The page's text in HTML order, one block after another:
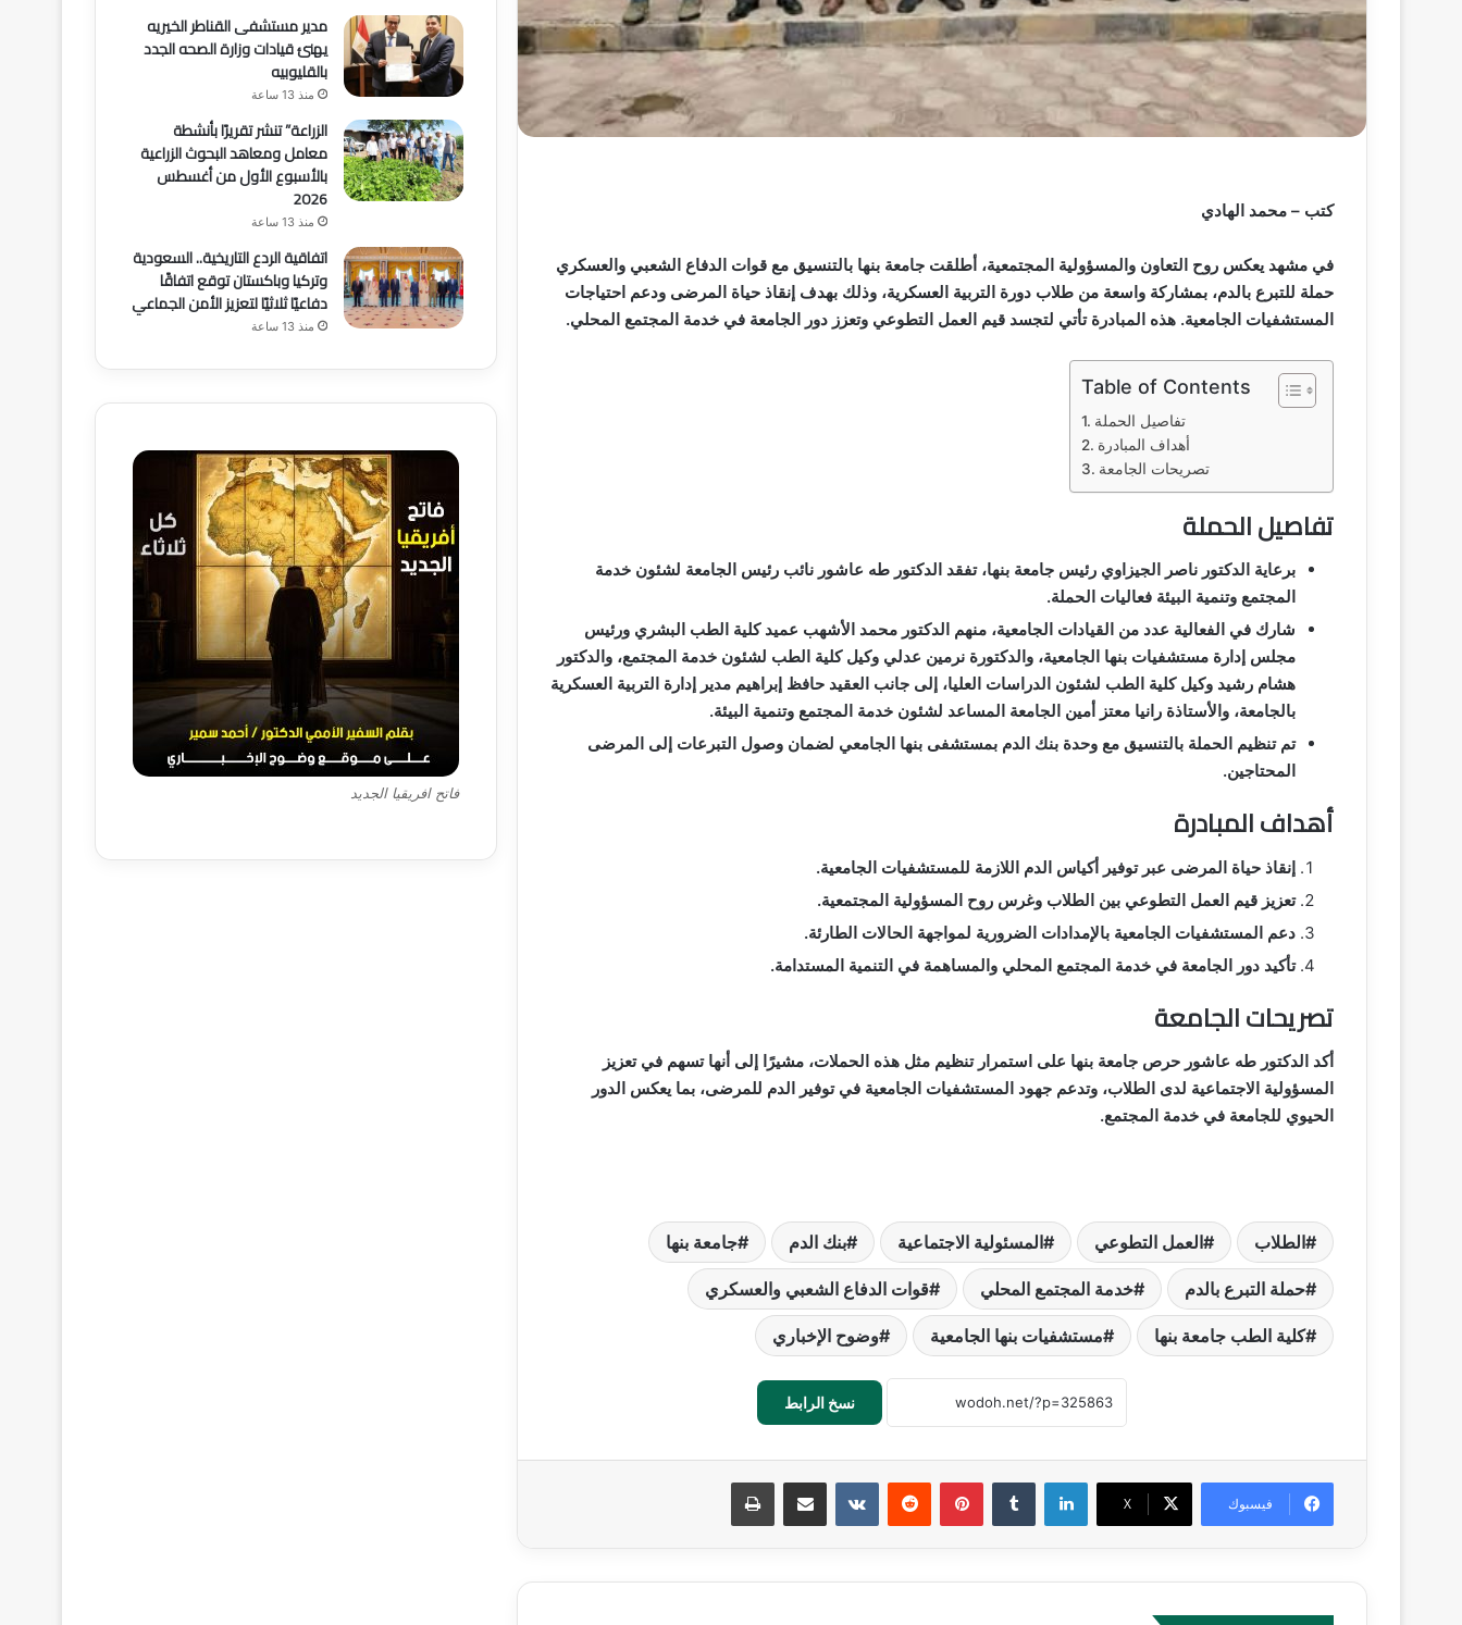
كتب – محمد الهادي
في مشهد يعكس روح التعاون والمسؤولية المجتمعية، أطلقت جامعة بنها بالتنسيق مع قوات الدفاع الشعبي والعسكري
حملة للتبرع بالدم، بمشاركة واسعة من طلاب دورة التربية العسكرية، وذلك بهدف إنقاذ حياة المرضى ودعم احتياجات
المستشفيات الجامعية. هذه المبادرة تأتي لتجسد قيم العمل التطوعي وتعزز دور الجامعة في خدمة المجتمع المحلي.
Table of Contents
تفاصيل الحملة
أهداف المبادرة
تصريحات الجامعة
تفاصيل الحملة
برعاية الدكتور ناصر الجيزاوي رئيس جامعة بنها، تفقد الدكتور طه عاشور نائب رئيس الجامعة لشئون خدمة
المجتمع وتنمية البيئة فعاليات الحملة.
شارك في الفعالية عدد من القيادات الجامعية، منهم الدكتور محمد الأشهب عميد كلية الطب البشري ورئيس
مجلس إدارة مستشفيات بنها الجامعية، والدكتورة نرمين عدلي وكيل كلية الطب لشئون خدمة المجتمع، والدكتور
هشام رشيد وكيل كلية الطب لشئون الدراسات العليا، إلى جانب العقيد حافظ إبراهيم مدير إدارة التربية العسكرية
بالجامعة، والأستاذة رانيا معتز أمين الجامعة المساعد لشئون خدمة المجتمع وتنمية البيئة.
تم تنظيم الحملة بالتنسيق مع وحدة بنك الدم بمستشفى بنها الجامعي لضمان وصول التبرعات إلى المرضى
المحتاجين.
أهداف المبادرة
إنقاذ حياة المرضى عبر توفير أكياس الدم اللازمة للمستشفيات الجامعية.
تعزيز قيم العمل التطوعي بين الطلاب وغرس روح المسؤولية المجتمعية.
دعم المستشفيات الجامعية بالإمدادات الضرورية لمواجهة الحالات الطارئة.
تأكيد دور الجامعة في خدمة المجتمع المحلي والمساهمة في التنمية المستدامة.
تصريحات الجامعة
أكد الدكتور طه عاشور حرص جامعة بنها على استمرار تنظيم مثل هذه الحملات، مشيرًا إلى أنها تسهم في تعزيز
المسؤولية الاجتماعية لدى الطلاب، وتدعم جهود المستشفيات الجامعية في توفير الدم للمرضى، بما يعكس الدور
الحيوي للجامعة في خدمة المجتمع.
الطلاب العمل التطوعي المسئولية الاجتماعية بنك الدم جامعة بنها
حملة التبرع بالدم خدمة المجتمع المحلي قوات الدفاع الشعبي والعسكري
كلية الطب جامعة بنها مستشفيات بنها الجامعية وضوح الإخباري
نسخ الرابط
فيسبوك ‫X
لينكدإن بينتيريست
مدير مستشفى القناطر الخيريه
يهنئ قيادات وزارة الصحه الجدد
بالقليوبيه
منذ 13 ساعة
الزراعة” تنشر تقريرًا بأنشطة
معامل ومعاهد البحوث الزراعية
بالأسبوع الأول من أغسطس
2026
منذ 13 ساعة
اتفاقية الردع التاريخية.. السعودية
وتركيا وباكستان توقع اتفاقًا
دفاعيًا ثلاثيًا لتعزيز الأمن الجماعي
منذ 13 ساعة
فاتح افريقيا الجديد